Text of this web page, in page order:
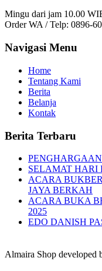
Mingu dari jam 10.00
Order WA / Telp: 0896-
Navigasi Menu
Home
Tentang Kami
Berita
Belanja
Kontak
Berita Terbaru
SELAMAT HARI
ACARA
JAYA BERKAH
ACARA BUKA
2025
EDO DANISH
Almaira Shop developed